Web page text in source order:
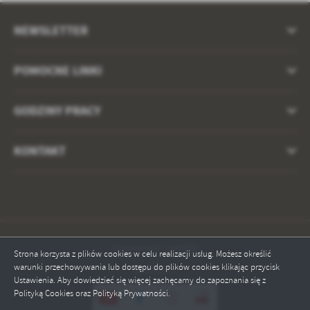
Strona korzysta z plików cookies w celu realizacji usług. Możesz określić
warunki przechowywania lub dostępu do plików cookies klikając przycisk
Ustawienia. Aby dowiedzieć się więcej zachęcamy do zapoznania się z
Polityką Cookies oraz Polityką Prywatności.
POMOCNE LINKI
NEWSLETTER
GODZINY PRACY
KONTAKT
Odwiedzin: 184360
Online: 1